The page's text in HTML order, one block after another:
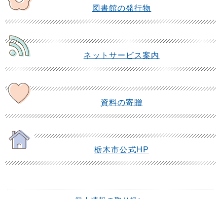
図書館の発行物
ネットサービス案内
資料の寄贈
栃木市公式HP